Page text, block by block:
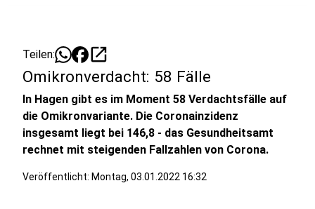
Teilen: open_in_new
Omikronverdacht: 58 Fälle
In Hagen gibt es im Moment 58 Verdachtsfälle auf
die Omikronvariante. Die Coronainzidenz
insgesamt liegt bei 146,8 - das Gesundheitsamt
rechnet mit steigenden Fallzahlen von Corona.
Veröffentlicht: Montag, 03.01.2022 16:32